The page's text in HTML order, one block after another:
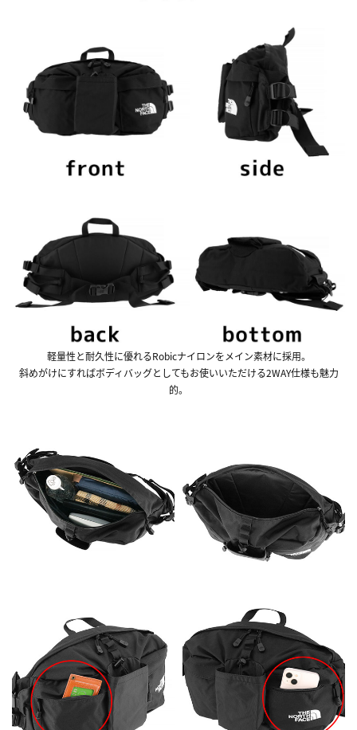
軽量性と耐久性に優れるRobicナイロンをメイン素材に採用。
斜めがけにすればボディバッグとしてもお使いいただける2WAY仕様も魅力
的。